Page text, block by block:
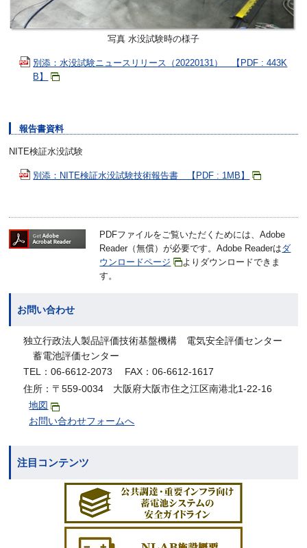
写真 水没試験時の様子
別添：水没試験ニュースリリース（20220131） 【PDF : 443K
B】
報告書資料
NITE検証水没試験
別添：NITE検証水没試験技術報告書 【PDF : 1MB】
PDFファイルをご覧いただくためには、Adobe
Reader（無償）が必要です。Adobe Readerはダ
ウンロードページ
よりダウンロードできま
す。
お問い合わせ
独立行政法人製品評価技術基盤機構 電気安全評価センター
蓄電池評価センター
TEL：06-6612-2073 FAX：06-6612-1617
住所：〒559-0034 大阪府大阪市住之江区南港北1-22-16
地図
お問い合わせフォームへ
注目コンテンツ